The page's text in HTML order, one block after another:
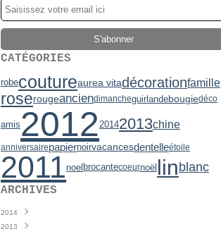
CATÉGORIES
robecoutureaurea vitadécorationfamille
roserougeanciendimancheguirlandebougiedéco
amis 2012 20142013chine
anniversairepapiernoirvacancesdentelleétoile
2011noel brocantecoeurnoël lin blanc
ARCHIVES
2014
Juin
2013